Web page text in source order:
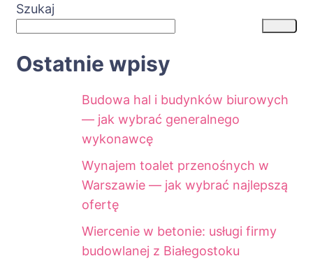
Szukaj
Ostatnie wpisy
Budowa hal i budynków biurowych
— jak wybrać generalnego
wykonawcę
Wynajem toalet przenośnych w
Warszawie — jak wybrać najlepszą
ofertę
Wiercenie w betonie: usługi firmy
budowlanej z Białegostoku